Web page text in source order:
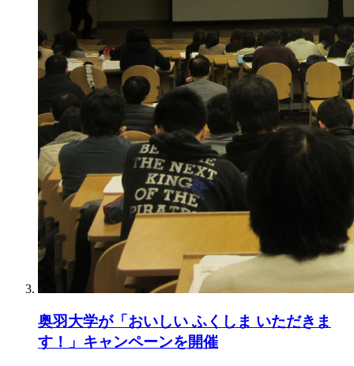
奥羽大学が「おいしい ふくしま いただきま
す！」キャンペーンを開催